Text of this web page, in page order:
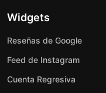
Widgets
Reseñas de Google
Feed de Instagram
Cuenta Regresiva